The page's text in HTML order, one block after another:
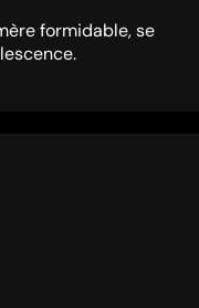
formidable, se